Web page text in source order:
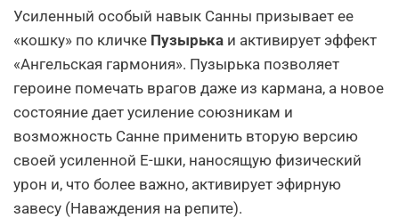
Усиленный особый навык Санны призывает ее
«кошку» по кличке Пузырька и активирует эффект
«Ангельская гармония». Пузырька позволяет
героине помечать врагов даже из кармана, а новое
состояние дает усиление союзникам и
возможность Санне применить вторую версию
своей усиленной Е-шки, наносящую физический
урон и, что более важно, активирует эфирную
завесу (Наваждения на репите).